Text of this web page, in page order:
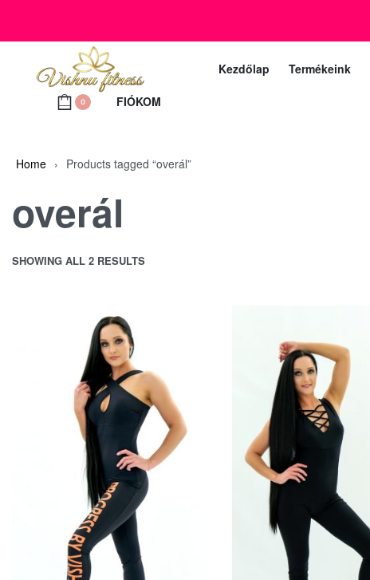
Kezdőlap Termékeink
0 FIÓKOM
Home › Products tagged “overál”
overál
SHOWING ALL 2 RESULTS